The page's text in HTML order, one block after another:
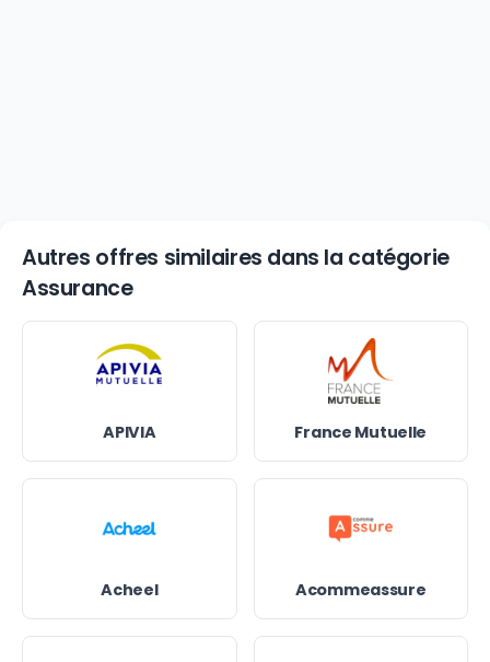
Autres offres similaires dans la catégorie
Assurance
APIVIA France Mutuelle
Acheel Acommeassure